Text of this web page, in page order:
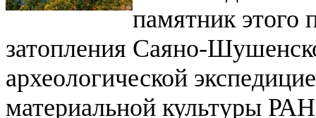
памятник этого
затопления Саяно-
археологической
материальной культуры